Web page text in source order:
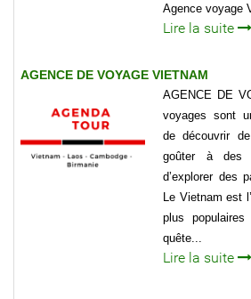
Agence voyage
Lire la suite
AGENCE DE VOYAGE VIETNAM
AGENCE DE
voyages sont
de découvrir
goûter à des
d’explorer des
Le Vietnam est
plus
quête...
Lire la suite